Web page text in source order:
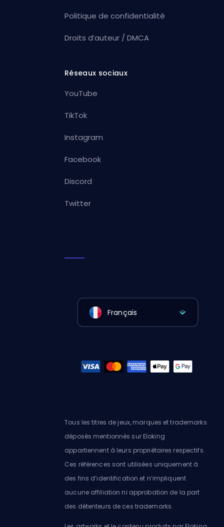
Politique de confidentialité
Droits d’auteur / DMCA
Réseaux sociaux
YouTube
TikTok
Instagram
Facebook
Discord
Twitter
Français
Tous les titres de jeux, marques et trademarks
déposés mentionnés sur Eloking
appartiennent à leurs propriétaires respectifs.
Ces références sont utilisées uniquement à
des fins d’identification et n’impliquent
aucune affiliation ni approbation de la part
des détenteurs de ces trademarks.